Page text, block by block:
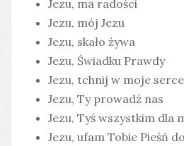
Jezu, ma radości
Jezu, mój Jezu
Jezu, skało żywa
Jezu, Świadku Prawdy
Jezu, tchnij w moje serce
Jezu, Ty prowadź nas
Jezu, Tyś wszystkim dla
Jezu, ufam Tobie Pieśń